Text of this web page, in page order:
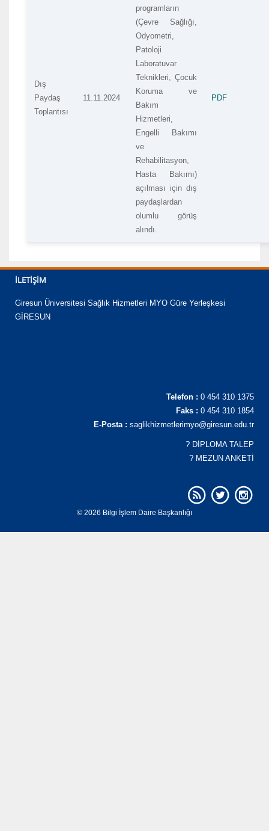
Dış
Paydaş
Toplantısı
11.11.2024
programların
(Çevre Sağlığı,
Odyometri,
Patoloji
Laboratuvar
Teknikleri, Çocuk
Koruma ve
Bakım
Hizmetleri,
Engelli Bakımı
ve
Rehabilitasyon,
Hasta Bakımı)
açılması için dış
paydaşlardan
olumlu görüş
alındı.
PDF
İLETIŞIM
Giresun Üniversitesi Sağlık Hizmetleri MYO Güre Yerleşkesi
GİRESUN
Telefon : 0 454 310 1375
Faks : 0 454 310 1854
E-Posta : saglikhizmetlerimyo@giresun.edu.tr
? DİPLOMA TALEP
? MEZUN ANKETİ
© 2026 Bilgi İşlem Daire Başkanlığı